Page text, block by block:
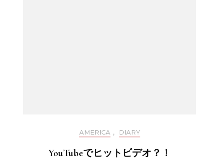
AMERICA , DIARY
YouTubeでヒットビデオ？！